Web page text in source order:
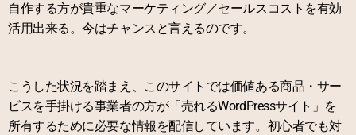
自作する方が貴重なマーケティング／セールスコストを有効
活用出来る。今はチャンスと言えるのです。
こうした状況を踏まえ、このサイトでは価値ある商品・サー
ビスを手掛ける事業者の方が「売れるWordPressサイト」を
所有するために必要な情報を配信しています。初心者でも対